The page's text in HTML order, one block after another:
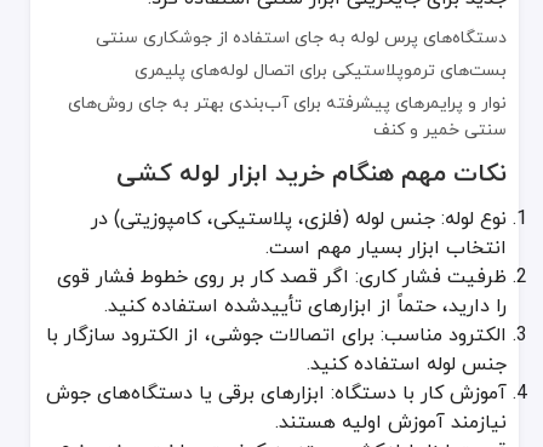
دستگاه‌های پرس لوله به جای استفاده از جوشکاری سنتی
بست‌های ترموپلاستیکی برای اتصال لوله‌های پلیمری
نوار و پرایمرهای پیشرفته برای آب‌بندی بهتر به جای روش‌های
سنتی خمیر و کنف
نکات مهم هنگام خرید ابزار لوله کشی
نوع لوله: جنس لوله (فلزی، پلاستیکی، کامپوزیتی) در
انتخاب ابزار بسیار مهم است.
ظرفیت فشار کاری: اگر قصد کار بر روی خطوط فشار قوی
را دارید، حتماً از ابزارهای تأییدشده استفاده کنید.
الکترود مناسب: برای اتصالات جوشی، از الکترود سازگار با
جنس لوله استفاده کنید.
آموزش کار با دستگاه: ابزارهای برقی یا دستگاه‌های جوش
نیازمند آموزش اولیه هستند.